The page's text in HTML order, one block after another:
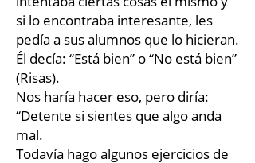
si lo encontraba interesante, les
pedía a sus alumnos que lo hicieran.
Él decía: “Está bien” o “No está bien”
(Risas).
Nos haría hacer eso, pero diría:
“Detente si sientes que algo anda
mal.
Todavía hago algunos ejercicios de